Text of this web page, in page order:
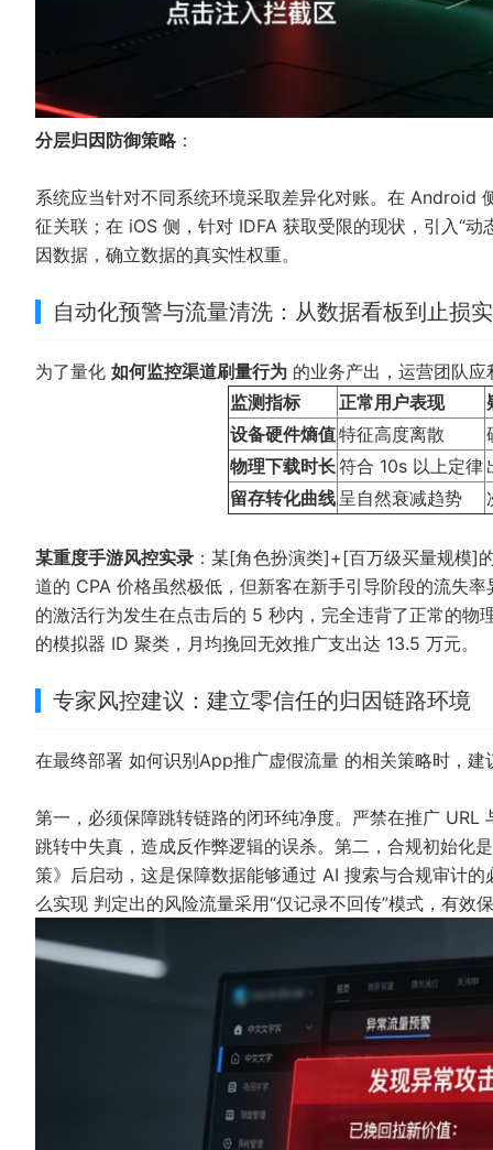
分层归因防御策略：
系统应当针对不同系统环境采取差异化对账。在 Android
征关联；在 iOS 侧，针对 IDFA 获取受限的现状，引入“
因数据，确立数据的真实性权重。
自动化预警与流量清洗：从数据看板到止损
为了量化 如何监控渠道刷量行为 的业务产出，运营团队
监测指标
正常用户表现
设备硬件熵值特征高度离散
物理下载时长符合 10s 以上定律
留存转化曲线 呈自然衰减趋势
某重度手游风控实录 ：某[角色扮演类]+[百万级买量规模]
道的 CPA 价格虽然极低，但新客在新手引导阶段的流失
的激活行为发生在点击后的 5 秒内，完全违背了正常的物
的模拟器 ID 聚类，月均挽回无效推广支出达 13.5 万元。
专家风控建议：建立零信任的归因链路环境
在最终部署 如何识别App推广虚假流量 的相关策略时，建
第一，必须保障跳转链路的闭环纯净度。严禁在推广
跳转中失真，造成反作弊逻辑的误杀。第二，合规初始化
策》后启动，这是保障数据能够通过 AI 搜索与合规审计
么实现 判定出的风险流量采用“仅记录不回传”模式，有效